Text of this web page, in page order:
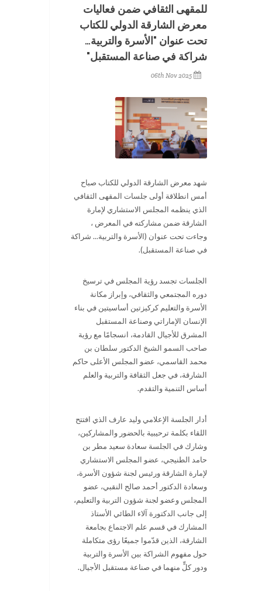
للمقهى الثقافي ضمن فعاليات
معرض الشارقة الدولي للكتاب
تحت عنوان "الأسرة والتربية…
شراكة في صناعة المستقبل"
06th Nov 2025
شهد معرض الشارقة الدولي للكتاب صباح
أمس انطلاقة أولى جلسات المقهى الثقافي
الذي ينظمه المجلس الاستشاري لإمارة
الشارقة ضمن مشاركته في المعرض ،
وجاءت تحت عنوان (الأسرة والتربية... شراكة
في صناعة المستقبل).
الجلسات تجسد رؤية المجلس في ترسيخ
دوره المجتمعي والثقافي، وإبراز مكانة
الأسرة والتعليم كركيزتين أساسيتين في بناء
الإنسان الإماراتي وصناعة المستقبل
المشرق للأجيال القادمة، انسجامًا مع رؤية
صاحب السمو الشيخ الدكتور سلطان بن
محمد القاسمي، عضو المجلس الأعلى حاكم
الشارقة، في جعل الثقافة والتربية والعلم
أساس التنمية والتقدم.
أدار الجلسة الإعلامي وليد عارف الذي افتتح
اللقاء بكلمة ترحيبية بالحضور والمشاركين،
وشارك في الجلسة سعادة سعيد مطر بن
حامد الطنيجي، عضو المجلس الاستشاري
لإمارة الشارقة ورئيس لجنة شؤون الأسرة،
وسعادة الدكتور أحمد صالح النقبي، عضو
المجلس وعضو لجنة شؤون التربية والتعليم،
إلى جانب الدكتورة آلاء الطائي الأستاذ
المشارك في قسم علم الاجتماع بجامعة
الشارقة، الذين قدّموا جميعًا رؤى متكاملة
حول مفهوم الشراكة بين الأسرة والتربية
ودور كلٍّ منهما في صناعة مستقبل الأجيال.